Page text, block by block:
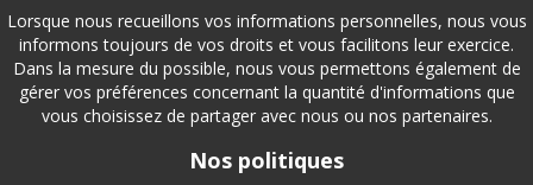
Lorsque nous recueillons vos informations personnelles, nous vous
informons toujours de vos droits et vous facilitons leur exercice.
Dans la mesure du possible, nous vous permettons également de
gérer vos préférences concernant la quantité d'informations que
vous choisissez de partager avec nous ou nos partenaires.
Nos politiques